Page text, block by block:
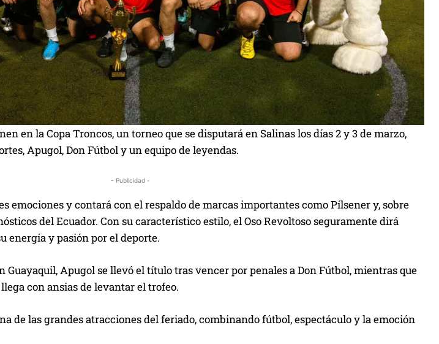
en la Copa Troncos, un torneo que se disputará en Salinas los días 2 y 3 de marzo,
Apugol, Don Fútbol y un equipo de leyendas.
- Publicidad -
emociones y contará con el respaldo de marcas importantes como Pílsener y, sobre
del Ecuador. Con su característico estilo, el Oso Revoltoso seguramente dirá
energía y pasión por el deporte.
Guayaquil, Apugol se llevó el título tras vencer por penales a Don Fútbol, mientras que
con ansias de levantar el trofeo.
de las grandes atracciones del feriado, combinando fútbol, espectáculo y la emoción